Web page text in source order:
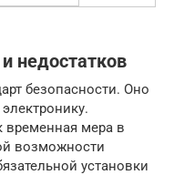
недостатков
безопасности. Оно
временная мера в
возможности
установки